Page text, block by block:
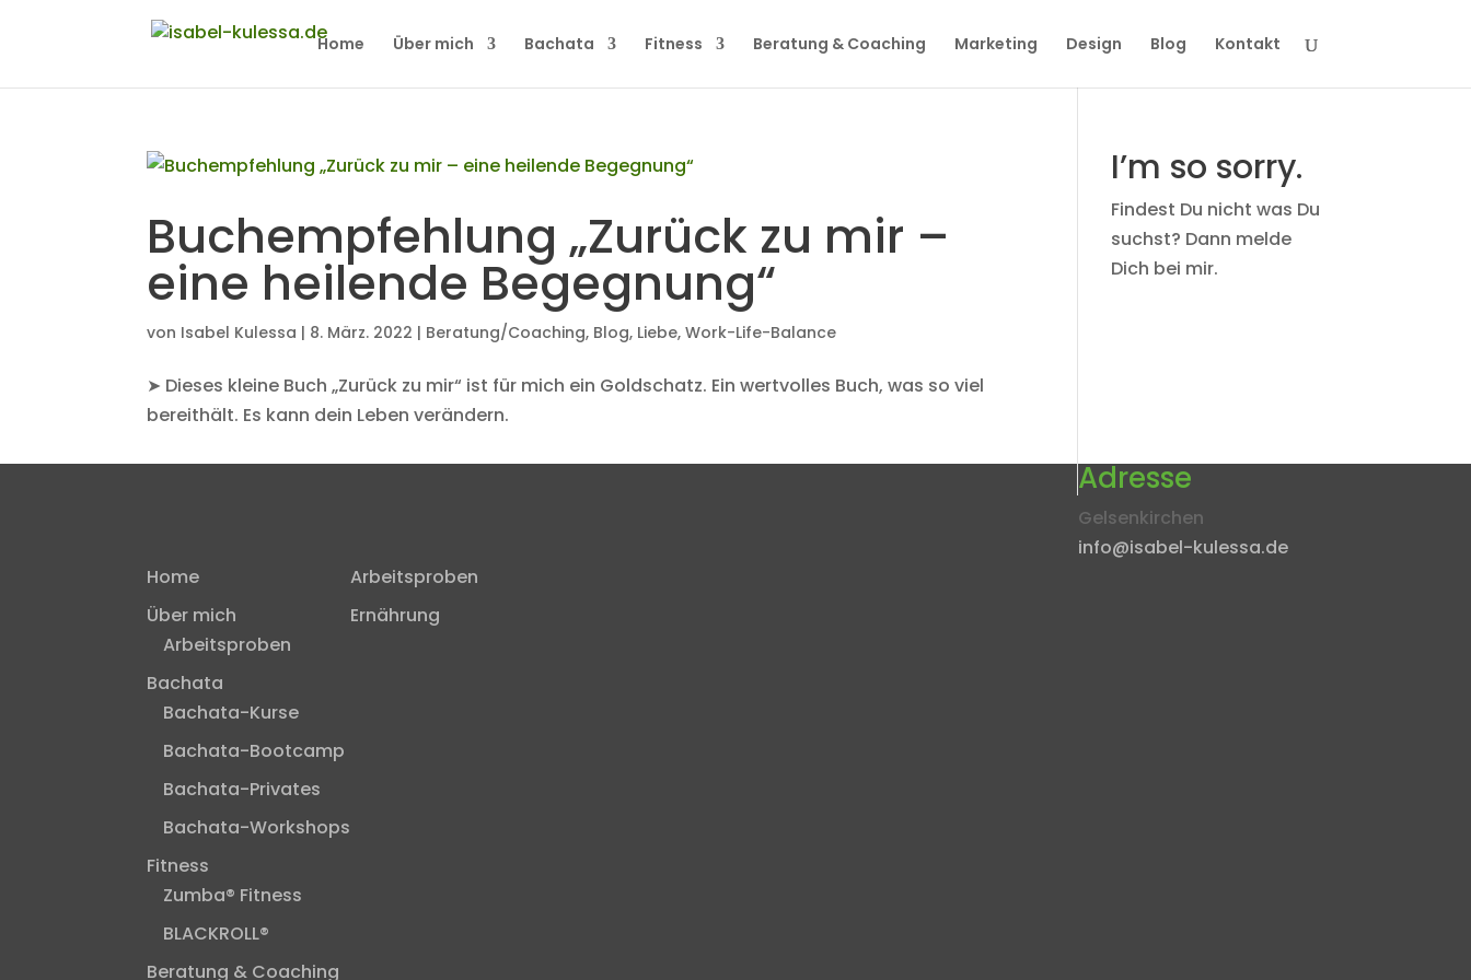
Home Über mich Bachata Fitness Beratung & Coaching Marketing Design Blog Kontakt
Buchempfehlung „Zurück zu mir –
eine heilende Begegnung“
von Isabel Kulessa | 8. März. 2022 | Beratung/Coaching, Blog, Liebe,Work-Life-Balance
➤ Dieses kleine Buch „Zurück zu mir“ ist für mich ein Goldschatz. Ein wertvolles Buch, was so viel
bereithält. Es kann dein Leben verändern.
I’m so sorry.
Findest Du nicht was Du
suchst? Dann melde
Dich bei mir.
Adresse
Gelsenkirchen
info@isabel-kulessa.de
Home
Über mich
Arbeitsproben
Bachata
Bachata-Kurse
Bachata-Bootcamp
Bachata-Privates
Bachata-Workshops
Fitness
Zumba® Fitness
BLACKROLL®
Beratung & Coaching
Arbeitsproben
Ernährung